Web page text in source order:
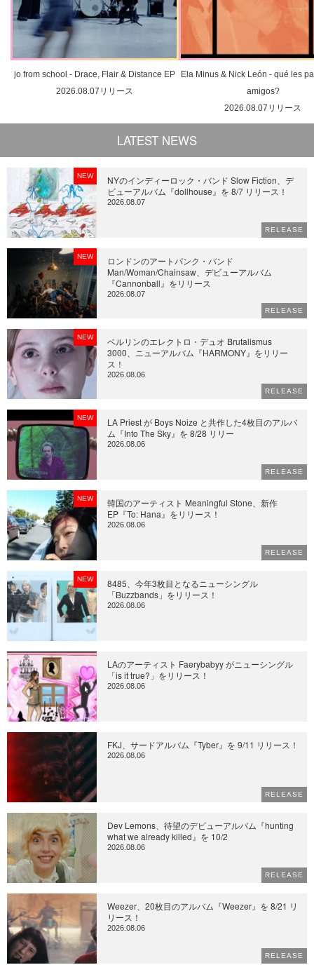
jo from school - Drace, Flair & Distance EP
2026.08.07リリース
Ela Minus & Nick León - qué les
amigos?
2026.08.07リリース
LATEST NEWS
NEW
NYのインディーロック・バンド Slow Fiction、デ
ビューアルバム『dollhouse』を 8/7 リリース！
2026.08.07
RELEASE
NEW
ロンドンのアートパンク・バンド
Man/Woman/Chainsaw、デビューアルバム
『Cannonball』をリリース
2026.08.07
RELEASE
NEW
ベルリンのエレクトロ・デュオ Brutalismus
3000、ニューアルバム『HARMONY』をリリー
ス！
2026.08.06
RELEASE
NEW
LA Priest が Boys Noize と共作した4枚目のアルバ
ム『Into The Sky』を 8/28 リリー
2026.08.06
RELEASE
NEW
韓国のアーティスト Meaningful Stone、新作
EP『To: Hana』をリリース！
2026.08.06
RELEASE
NEW
8485、今年3枚目となるニューシングル
「Buzzbands」をリリース！
2026.08.06
LAのアーティスト Faerybabyy がニューシングル
「is it true?」をリリース！
2026.08.06
FKJ、サードアルバム『Tyber』を 9/11 リリース！
2026.08.06
RELEASE
Dev Lemons、待望のデビューアルバム『hunting
what we already killed』を 10/2
2026.08.06
RELEASE
Weezer、20枚目のアルバム『Weezer』を 8/21 リ
リース！
2026.08.06
RELEASE